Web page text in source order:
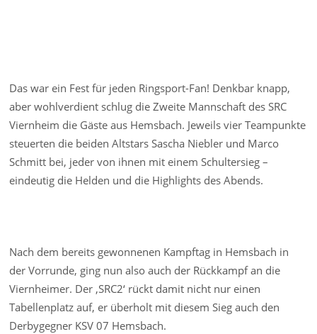
Das war ein Fest für jeden Ringsport-Fan! Denkbar knapp,
aber wohlverdient schlug die Zweite Mannschaft des SRC
Viernheim die Gäste aus Hemsbach. Jeweils vier Teampunkte
steuerten die beiden Altstars Sascha Niebler und Marco
Schmitt bei, jeder von ihnen mit einem Schultersieg –
eindeutig die Helden und die Highlights des Abends.
Nach dem bereits gewonnenen Kampftag in Hemsbach in
der Vorrunde, ging nun also auch der Rückkampf an die
Viernheimer. Der ‚SRC2‘ rückt damit nicht nur einen
Tabellenplatz auf, er überholt mit diesem Sieg auch den
Derbygegner KSV 07 Hemsbach.